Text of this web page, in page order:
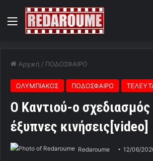
Menu
Αρχική / ΠΟΔΟΣΦΑΙΡΟ
ΟΛΥΜΠΙΑΚΟΣ ΠΟΔΟΣΦΑΙΡΟ
Ο Καντιού-ο σχεδιασμός
έξυπνες κινήσεις[video]
Redaroume 12/06/